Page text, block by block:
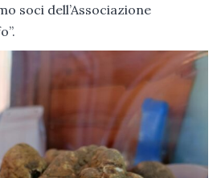
soci dell’Associazione